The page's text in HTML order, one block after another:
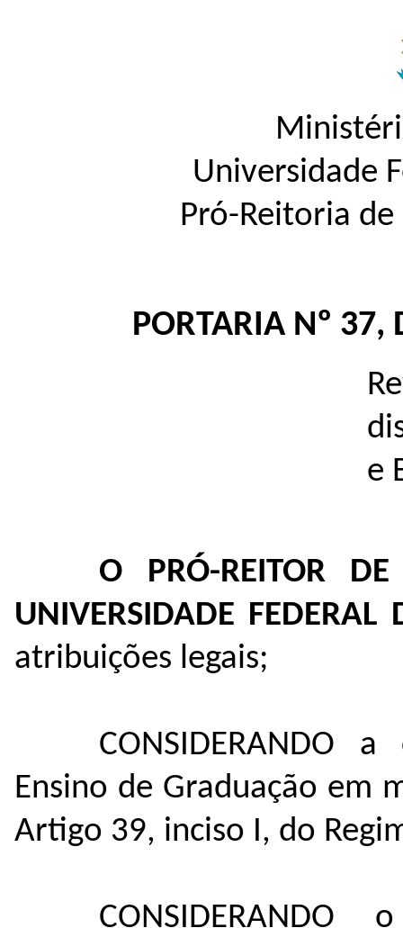
Universidade
Pró-Reitoria de
PORTARIA Nº 37,
e
O PRÓ-REITOR
UNIVERSIDADE
atribuições legais;
CONSIDERANDO
Ensino de Graduação em
Artigo 39, inciso I, do